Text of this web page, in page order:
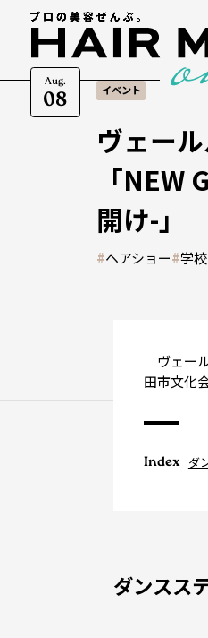
Aug.
08 イベント
ヴェー
「NEW
開け-」
#ヘアショー#学校
ヴェー
田市文化
Index ダ
ダンスス